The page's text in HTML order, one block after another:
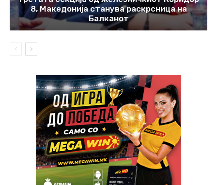
8, Македонија станува раскрсница на
Балканот